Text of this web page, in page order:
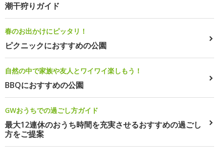
潮干狩りガイド
春のお出かけにピッタリ！
ピクニックにおすすめの公園
自然の中で家族や友人とワイワイ楽しもう！
BBQにおすすめの公園
GWおうちでの過ごし方ガイド
最大12連休のおうち時間を充実させるおすすめの過ごし
方をご提案